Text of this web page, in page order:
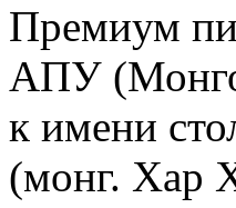
Премиум
АПУ
к имени
(монг. Хар